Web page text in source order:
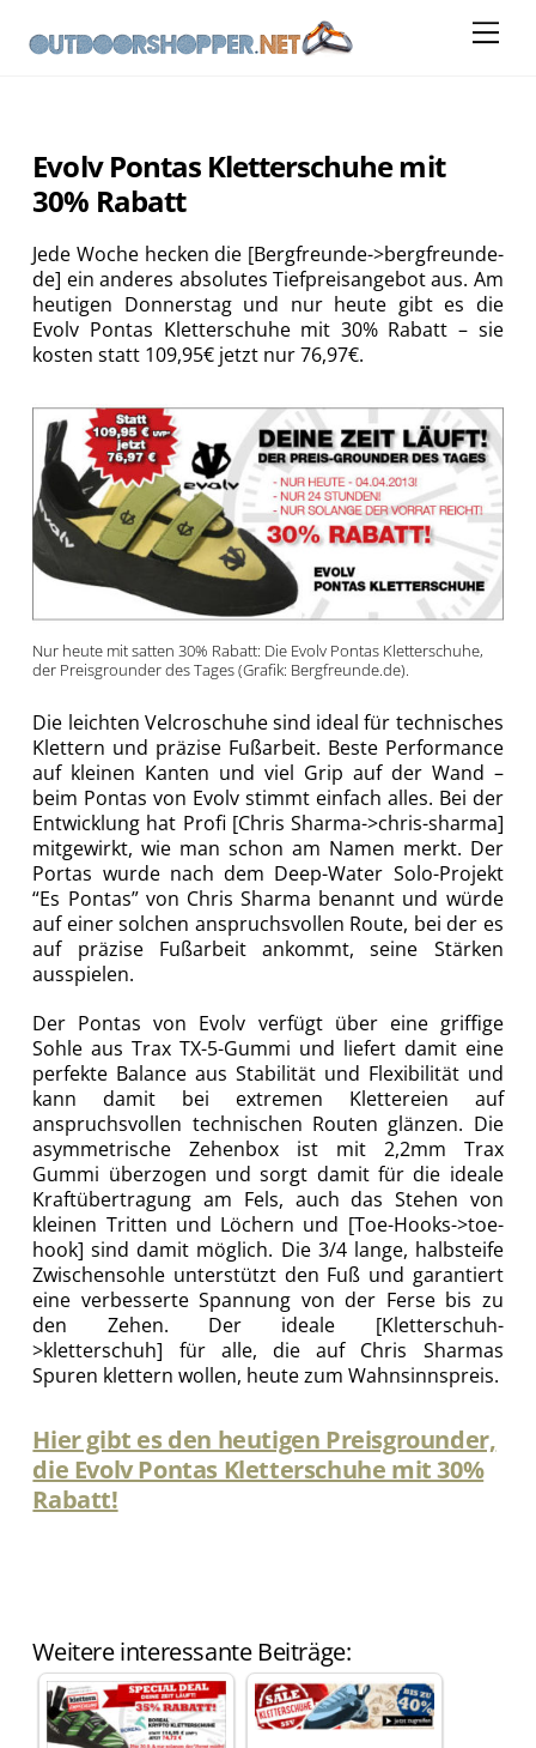
content
Evolv Pontas Kletterschuhe mit
30% Rabatt
Jede Woche hecken die [Bergfreunde->bergfreunde-
de] ein anderes absolutes Tiefpreisangebot aus. Am
heutigen Donnerstag und nur heute gibt es die
Evolv Pontas Kletterschuhe mit 30% Rabatt – sie
kosten statt 109,95€ jetzt nur 76,97€.
Nur heute mit satten 30% Rabatt: Die Evolv Pontas Kletterschuhe,
der Preisgrounder des Tages (Grafik: Bergfreunde.de).
Die leichten Velcroschuhe sind ideal für technisches
Klettern und präzise Fußarbeit. Beste Performance
auf kleinen Kanten und viel Grip auf der Wand –
beim Pontas von Evolv stimmt einfach alles. Bei der
Entwicklung hat Profi [Chris Sharma->chris-sharma]
mitgewirkt, wie man schon am Namen merkt. Der
Portas wurde nach dem Deep-Water Solo-Projekt
“Es Pontas” von Chris Sharma benannt und würde
auf einer solchen anspruchsvollen Route, bei der es
auf präzise Fußarbeit ankommt, seine Stärken
ausspielen.
Der Pontas von Evolv verfügt über eine griffige
Sohle aus Trax TX-5-Gummi und liefert damit eine
perfekte Balance aus Stabilität und Flexibilität und
kann damit bei extremen Klettereien auf
anspruchsvollen technischen Routen glänzen. Die
asymmetrische Zehenbox ist mit 2,2mm Trax
Gummi überzogen und sorgt damit für die ideale
Kraftübertragung am Fels, auch das Stehen von
kleinen Tritten und Löchern und [Toe-Hooks->toe-
hook] sind damit möglich. Die 3/4 lange, halbsteife
Zwischensohle unterstützt den Fuß und garantiert
eine verbesserte Spannung von der Ferse bis zu
den Zehen. Der ideale [Kletterschuh-
>kletterschuh] für alle, die auf Chris Sharmas
Spuren klettern wollen, heute zum Wahnsinnspreis.
Hier gibt es den heutigen Preisgrounder,
die Evolv Pontas Kletterschuhe mit 30%
Rabatt!
Weitere interessante Beiträge: